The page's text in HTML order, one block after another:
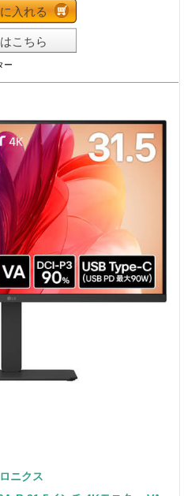
入れる
こちら
ー
ニクス